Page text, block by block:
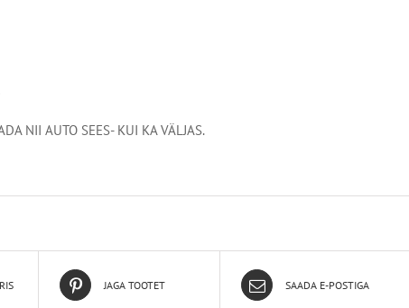
NII AUTO SEES- KUI KA VÄLJAS.
JAGA TOOTET SAADA E-POSTIGA